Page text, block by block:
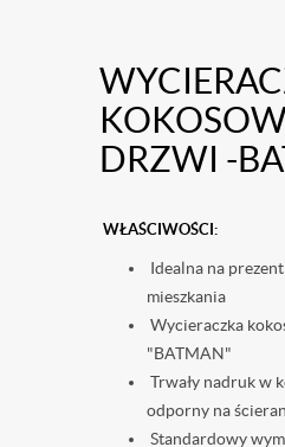
DRZWI -
WŁAŚCIWOŚCI:
Idealna na
mieszkania
Wycieraczka
"BATMAN"
Trwały nadruk w
odporny na
Standardowy